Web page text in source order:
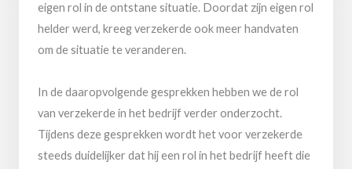
eigen rol in de ontstane situatie. Doordat zijn eigen rol
helder werd, kreeg verzekerde ook meer handvaten
om de situatie te veranderen.
In de daaropvolgende gesprekken hebben we de rol
van verzekerde in het bedrijf verder onderzocht.
Tijdens deze gesprekken wordt het voor verzekerde
steeds duidelijker dat hij een rol in het bedrijf heeft die